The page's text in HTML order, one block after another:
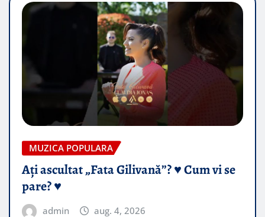
MUZICA POPULARA
Ați ascultat „Fata Gilivană”? ♥️ Cum vi se
pare? ♥️
admin aug. 4, 2026